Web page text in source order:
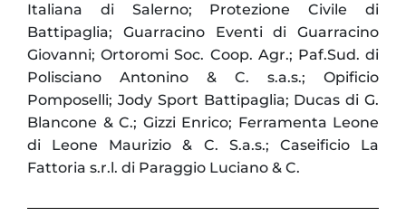
Italiana di Salerno; Protezione Civile di
Battipaglia; Guarracino Eventi di Guarracino
Giovanni; Ortoromi Soc. Coop. Agr.; Paf.Sud. di
Polisciano Antonino & C. s.a.s.; Opificio
Pomposelli; Jody Sport Battipaglia; Ducas di G.
Blancone & C.; Gizzi Enrico; Ferramenta Leone
di Leone Maurizio & C. S.a.s.; Caseificio La
Fattoria s.r.l. di Paraggio Luciano & C.